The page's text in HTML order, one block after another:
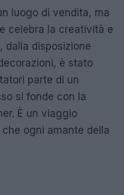
luogo di vendita, ma
celebra la creatività e
dalla disposizione
è stato
parte di un
si fonde con la
È un viaggio
ogni amante della